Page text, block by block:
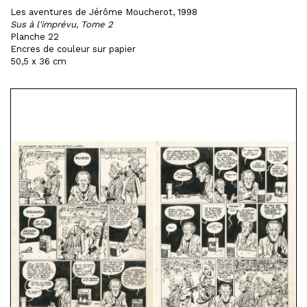
Les aventures de Jérôme Moucherot, 1998
Sus à l'imprévu, Tome 2
Planche 22
Encres de couleur sur papier
50,5 x 36 cm